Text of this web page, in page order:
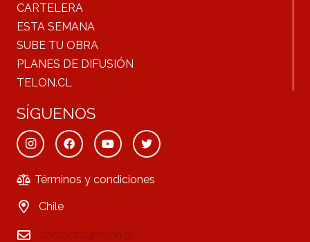
CARTELERA
ESTA SEMANA
SUBE TU OBRA
PLANES DE DIFUSIÓN
TELON.CL
SÍGUENOS
Términos y condiciones
Chile
contacto@telon.cl